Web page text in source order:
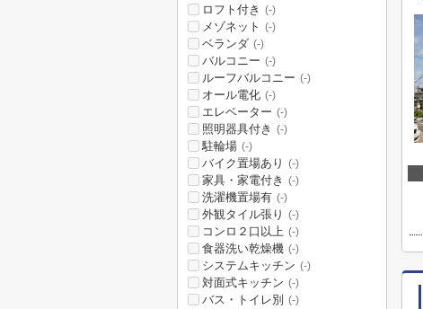
ロフト付き (-)
メゾネット (-)
ベランダ (-)
バルコニー (-)
ルーフバルコニー (-)
オール電化 (-)
エレベーター (-)
照明器具付き (-)
駐輪場 (-)
バイク置場あり (-)
家具・家電付き (-)
洗濯機置場有 (-)
外観タイル張り (-)
コンロ２口以上 (-)
食器洗い乾燥機 (-)
システムキッチン (-)
対面式キッチン (-)
バス・トイレ別 (-)